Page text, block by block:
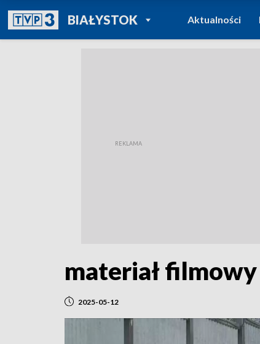
BIAŁYSTOKPOWRÓT DO
TVP REGIONY
Aktualności
materiał
2025-05-12